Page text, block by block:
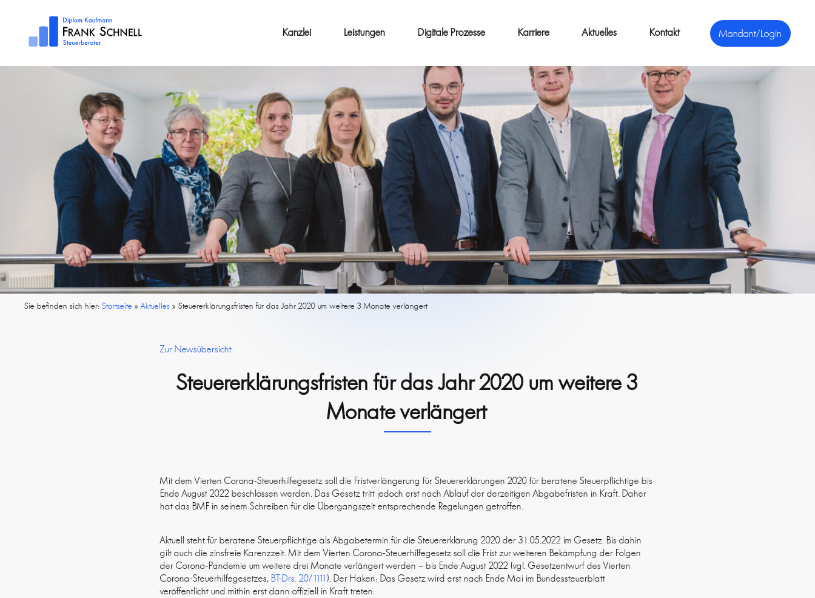
Mandant/Login
Kanzlei Leistungen Digitale Prozesse Karriere Aktuelles Kontakt
Sie befinden sich hier:Startseite »Aktuelles »Steuererklärungsfristen für das Jahr 2020 um weitere 3 Monate verlängert
Zur Newsübersicht
Steuererklärungsfristen für das Jahr 2020 um weitere 3
Monate verlängert
Mit dem Vierten Corona-Steuerhilfegesetz soll die Fristverlängerung für Steuererklärungen 2020 für beratene Steuerpflichtige bis
Ende August 2022 beschlossen werden. Das Gesetz tritt jedoch erst nach Ablauf der derzeitigen Abgabefristen in Kraft. Daher
hat das BMF in seinem Schreiben für die Übergangszeit entsprechende Regelungen getroffen.
Aktuell steht für beratene Steuerpflichtige als Abgabetermin für die Steuererklärung 2020 der 31.05.2022 im Gesetz. Bis dahin
gilt auch die zinsfreie Karenzzeit. Mit dem Vierten Corona-Steuerhilfegesetz soll die Frist zur weiteren Bekämpfung der Folgen
der Corona-Pandemie um weitere drei Monate verlängert werden – bis Ende August 2022 (vgl. Gesetzentwurf des Vierten
Corona-Steuerhilfegesetzes, BT-Drs. 20/1111 ). Der Haken: Das Gesetz wird erst nach Ende Mai im Bundessteuerblatt
veröffentlicht und mithin erst dann offiziell in Kraft treten.